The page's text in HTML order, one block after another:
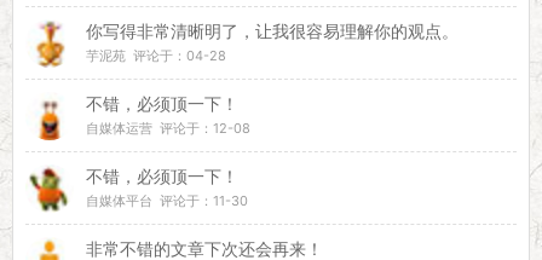
你写得非常清晰明了，让我很容易理解你的观点。
芋泥苑 评论于：04-28
不错，必须顶一下！
自媒体运营 评论于：12-08
不错，必须顶一下！
自媒体平台 评论于：11-30
非常不错的文章下次还会再来！